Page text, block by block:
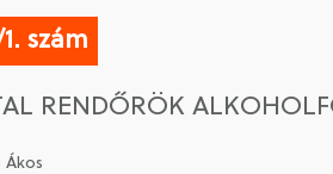
szám
RENDŐRÖK
Ákos